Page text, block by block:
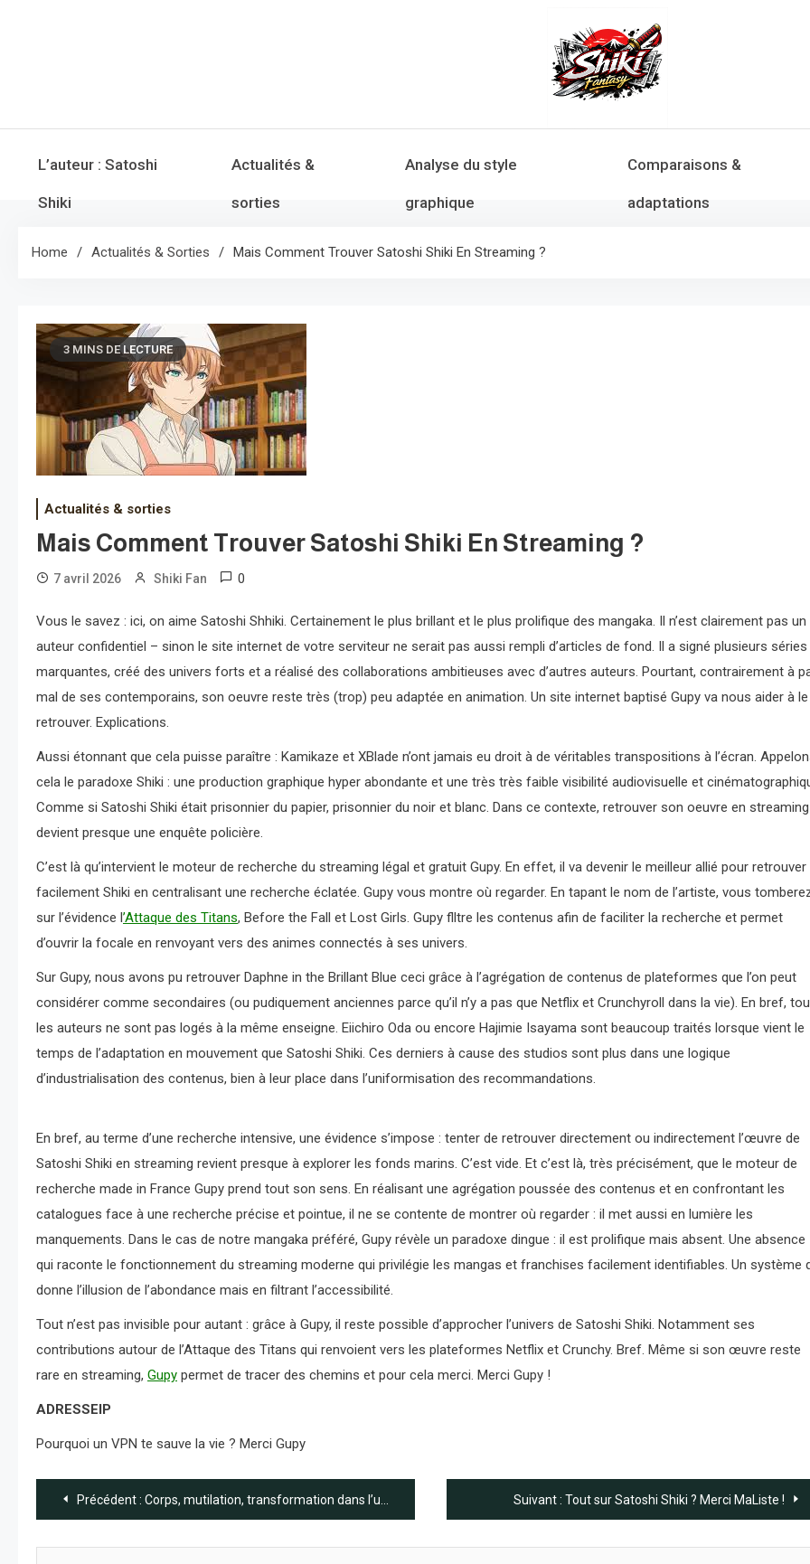
L’auteur : Satoshi
Shiki
Actualités &
sorties
Analyse du style
graphique
Comparaisons &
adaptations
Home Actualités & Sorties Mais Comment Trouver Satoshi Shiki En Streaming ?
3 MINS DE LECTURE
Actualités & sorties
Mais Comment Trouver Satoshi Shiki En Streaming ?
7 avril 2026 Shiki Fan 0
Vous le savez : ici, on aime Satoshi Shhiki. Certainement le plus brillant et le plus prolifique des mangaka. Il n’est clairement pas un
auteur confidentiel – sinon le site internet de votre serviteur ne serait pas aussi rempli d’articles de fond. Il a signé plusieurs séries
marquantes, créé des univers forts et a réalisé des collaborations ambitieuses avec d’autres auteurs. Pourtant, contrairement à
mal de ses contemporains, son oeuvre reste très (trop) peu adaptée en animation. Un site internet baptisé Gupy va nous aider à le
retrouver. Explications.
Aussi étonnant que cela puisse paraître : Kamikaze et XBlade n’ont jamais eu droit à de véritables transpositions à l’écran.
cela le paradoxe Shiki : une production graphique hyper abondante et une très très faible visibilité audiovisuelle et
Comme si Satoshi Shiki était prisonnier du papier, prisonnier du noir et blanc. Dans ce contexte, retrouver son oeuvre en streaming
devient presque une enquête policière.
C’est là qu’intervient le moteur de recherche du streaming légal et gratuit Gupy. En effet, il va devenir le meilleur allié pour retrouver
facilement Shiki en centralisant une recherche éclatée. Gupy vous montre où regarder. En tapant le nom de l’artiste, vous
sur l’évidence l ’Attaque des Titans, Before the Fall et Lost Girls. Gupy flltre les contenus afin de faciliter la recherche et permet
d’ouvrir la focale en renvoyant vers des animes connectés à ses univers.
Sur Gupy, nous avons pu retrouver Daphne in the Brillant Blue ceci grâce à l’agrégation de contenus de plateformes que l’on peut
considérer comme secondaires (ou pudiquement anciennes parce qu’il n’y a pas que Netflix et Crunchyroll dans la vie). En bref,
les auteurs ne sont pas logés à la même enseigne. Eiichiro Oda ou encore Hajimie Isayama sont beaucoup traités lorsque vient le
temps de l’adaptation en mouvement que Satoshi Shiki. Ces derniers à cause des studios sont plus dans une logique
d’industrialisation des contenus, bien à leur place dans l’uniformisation des recommandations.
En bref, au terme d’une recherche intensive, une évidence s’impose : tenter de retrouver directement ou indirectement l’œuvre de
Satoshi Shiki en streaming revient presque à explorer les fonds marins. C’est vide. Et c’est là, très précisément, que le moteur de
recherche made in France Gupy prend tout son sens. En réalisant une agrégation poussée des contenus et en confrontant les
catalogues face à une recherche précise et pointue, il ne se contente de montrer où regarder : il met aussi en lumière les
manquements. Dans le cas de notre mangaka préféré, Gupy révèle un paradoxe dingue : il est prolifique mais absent. Une absence
qui raconte le fonctionnement du streaming moderne qui privilégie les mangas et franchises facilement identifiables. Un système
donne l’illusion de l’abondance mais en filtrant l’accessibilité.
Tout n’est pas invisible pour autant : grâce à Gupy, il reste possible d’approcher l’univers de Satoshi Shiki. Notamment ses
contributions autour de l’Attaque des Titans qui renvoient vers les plateformes Netflix et Crunchy. Bref. Même si son œuvre reste
rare en streaming, Gupy permet de tracer des chemins et pour cela merci. Merci Gupy !
ADRESSEIP
Pourquoi un VPN te sauve la vie ? Merci Gupy
Navigation
de
Précédent : Corps, mutilation, transformation dans l’univers de Satoshi Shiki Suivant : Tout sur Satoshi Shiki ? Merci MaListe !